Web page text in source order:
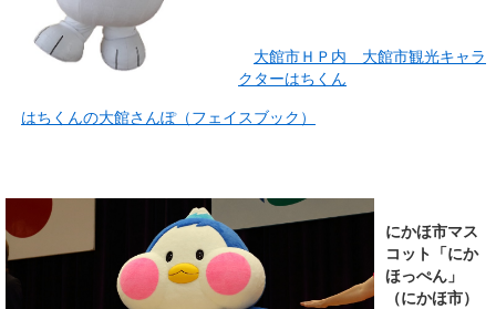
大館市ＨＰ内 大館市観光キャラ
クターはちくん
はちくんの大館さんぽ（フェイスブック）
にかほ市マス
コット「にか
ほっぺん」
（にかほ市）